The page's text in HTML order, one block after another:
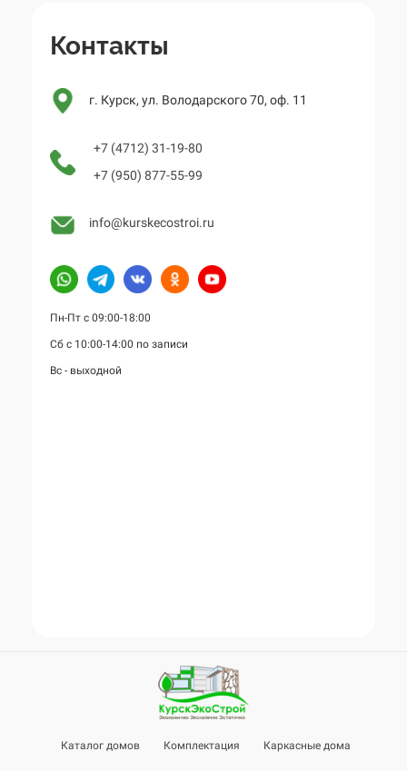
Контакты
г. Курск, ул. Володарского 70, оф. 11
+7 (4712) 31-19-80
+7 (950) 877-55-99
info@kurskecostroi.ru
Пн-Пт с 09:00-18:00
Сб с 10:00-14:00 по записи
Вс - выходной
Каталог домов Комплектация Каркасные дома